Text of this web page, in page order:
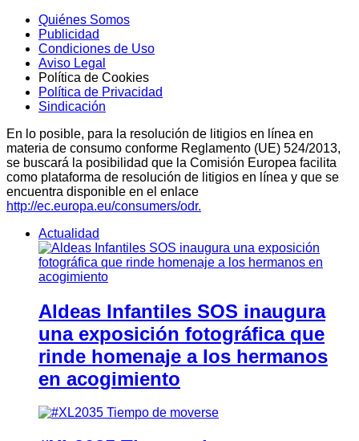
Quiénes Somos
Publicidad
Condiciones de Uso
Aviso Legal
Política de Cookies
Política de Privacidad
Sindicación
En lo posible, para la resolución de litigios en línea en
materia de consumo conforme Reglamento (UE) 524/2013,
se buscará la posibilidad que la Comisión Europea facilita
como plataforma de resolución de litigios en línea y que se
encuentra disponible en el enlace
http://ec.europa.eu/consumers/odr.
Actualidad
Aldeas Infantiles SOS inaugura
una exposición fotográfica que
rinde homenaje a los hermanos
en acogimiento